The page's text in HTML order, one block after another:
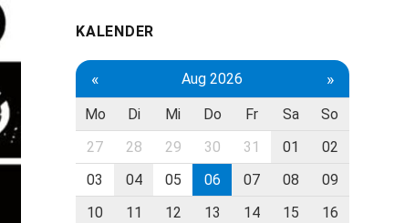
KALENDER
« Aug 2026 »
Mo Di Mi Do Fr Sa
So
27
28 29 30 31 01
02
03
04 05 06 07 08
09
10
11 12 13 14 15
16